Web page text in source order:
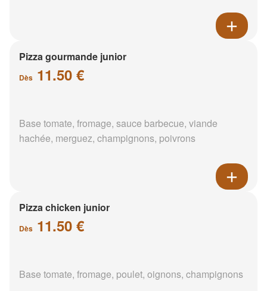
Pizza gourmande junior
Dès 11.50 €
Base tomate, fromage, sauce barbecue, viande
hachée, merguez, champignons, poivrons
Pizza chicken junior
Dès 11.50 €
Base tomate, fromage, poulet, oignons, champignons